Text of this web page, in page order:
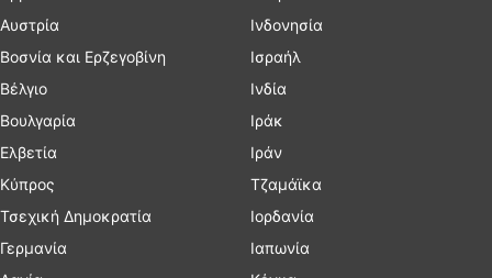
Αυστρία
Βοσνία και Ερζεγοβίνη
Βέλγιο
Βουλγαρία
Ελβετία
Κύπρος
Τσεχική Δημοκρατία
Γερμανία
Ινδονησία
Ισραήλ
Ινδία
Ιράκ
Ιράν
Τζαμάϊκα
Ιορδανία
Ιαπωνία